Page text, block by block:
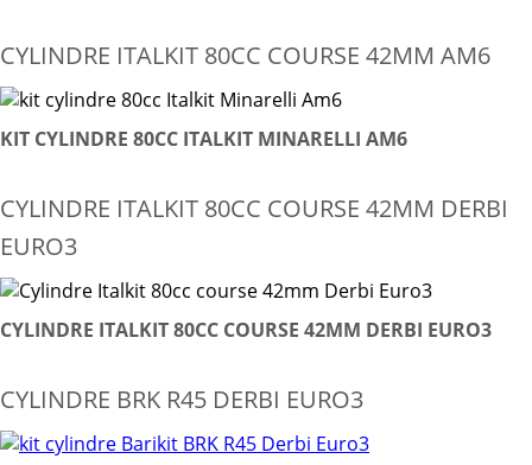
CYLINDRE ITALKIT 80CC COURSE 42MM AM6
KIT CYLINDRE 80CC ITALKIT MINARELLI AM6
CYLINDRE ITALKIT 80CC COURSE 42MM DERBI
EURO3
CYLINDRE ITALKIT 80CC COURSE 42MM DERBI EURO3
CYLINDRE BRK R45 DERBI EURO3